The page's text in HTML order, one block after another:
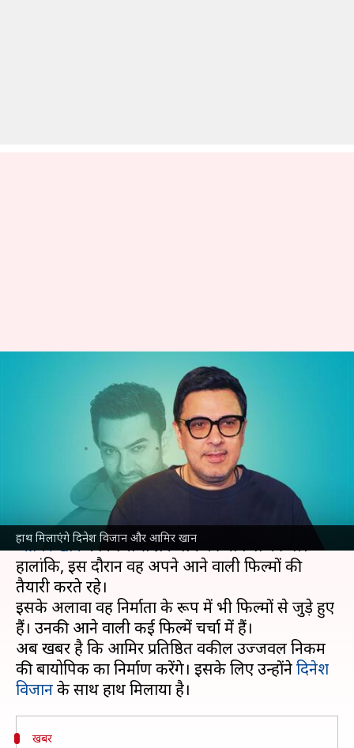
हाथ मिलाएंगे दिनेश विजान और आमिर खान
आमिर वकील उज्जवल निकम की
बायोपिक के लिए दिनेश विजान से
मिलाएंगे हाथ
Aug 26, 2023 07:23 pm
पिछले साल फिल्म 'लाल सिंह चड्ढा' के फ्लॉप होने के बाद
आमिर खानने फिल्मों से ब्रेक लेने की घोषणा की थी।
हालांकि, इस दौरान वह अपने आने वाली फिल्मों की
तैयारी करते रहे।
इसके अलावा वह निर्माता के रूप में भी फिल्मों से जुड़े हुए
हैं। उनकी आने वाली कई फिल्में चर्चा में हैं।
अब खबर है कि आमिर प्रतिष्ठित वकील उज्जवल निकम
की बायोपिक का निर्माण करेंगे। इसके लिए उन्होंनेदिनेश
विजान
खबर